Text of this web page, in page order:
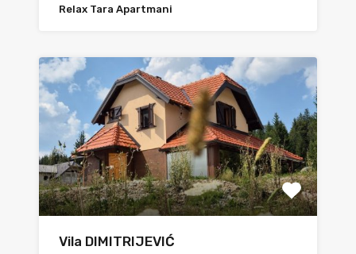
Relax Tara Apartmani
Vila DIMITRIJEVIĆ